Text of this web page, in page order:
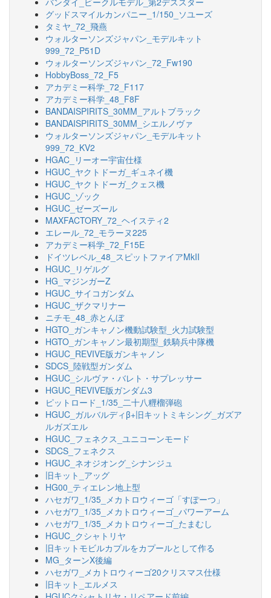
グッドスマイルカンパニー_1/150_ソユーズ
タミヤ_72_飛燕
ウォルターソンズジャパン_モデルキット
999_72_P51D
ウォルターソンズジャパン_72_Fw190
HobbyBoss_72_F5
アカデミー科学_72_F117
アカデミー科学_48_F8F
BANDAISPIRITS_30MM_アルトブラック
BANDAISPIRITS_30MM_シエルノヴァ
ウォルターソンズジャパン_モデルキット
999_72_KV2
HGAC_リーオー宇宙仕様
HGUC_ヤクトドーガ_ギュネイ機
HGUC_ヤクトドーガ_クェス機
HGUC_ゾック
HGUC_ゼーズール
MAXFACTORY_72_ヘイスティ2
エレール_72_モラーヌ225
アカデミー科学_72_F15E
ドイツレベル_48_スピットファイアMkII
HGUC_リゲルグ
HG_マジンガーZ
HGUC_サイコガンダム
HGUC_ザクマリナー
ニチモ_48_赤とんぼ
HGTO_ガンキャノン機動試験型_火力試験型
HGTO_ガンキャノン最初期型_鉄騎兵中隊機
HGUC_REVIVE版ガンキャノン
SDCS_陸戦型ガンダム
HGUC_シルヴァ・バレト・サプレッサー
HGUC_REVIVE版ガンダム3
ピットロード_1/35_二十八糎榴弾砲
HGUC_ガルバルディβ+旧キットミキシング_ガズア
ルガズエル
HGUC_フェネクス_ユニコーンモード
SDCS_フェネクス
HGUC_ネオジオング_シナンジュ
旧キット_アッグ
HG00_ティエレン地上型
ハセガワ_1/35_メカトロウィーゴ「すぽーつ」
ハセガワ_1/35_メカトロウィーゴ_パワーアーム
ハセガワ_1/35_メカトロウィーゴ_たまむし
HGUC_クシャトリヤ
旧キットモビルカプルをカプールとして作る
MG_ターンX後編
ハセガワ_メカトロウィーゴ20クリスマス仕様
旧キット_エルメス